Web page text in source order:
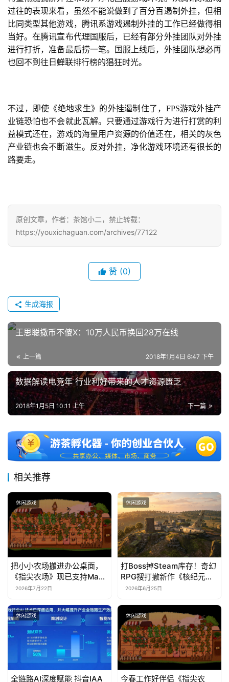
过往的表现来看，虽然不能说做到了百分百遏制外挂，但相
比同类型其他游戏，腾讯系游戏遏制外挂的工作已经做得相
当好。在腾讯宣布代理国服后，已经有部分外挂团队对外挂
进行打折，准备最后捞一笔。国服上线后，外挂团队想必再
也回不到往日蝉联排行榜的猖狂时光。
不过，即使《绝地求生》的外挂遏制住了，FPS游戏外挂产
业链恐怕也不会就此瓦解。只要通过游戏行为进行打赏的利
益模式还在，游戏的海量用户资源的价值还在，相关的灰色
产业链也会不断滋生。反对外挂，净化游戏环境还有很长的
路要走。
原创文章，作者：茶馆小二，禁止转载：
https://youxichaguan.com/archives/77122
赞 (0)
生成海报
王思聪撒币不傻X：10万人民币换回28万在线
上一篇 2018年1月4日 6:47 下午
数据解读电竞年 行业利好带来的人才资源匮乏
下一篇
2018年1月5日 10:11 上午
相关推荐
休闲游戏
把小小农场搬进办公桌面，
《指尖农场》现已支持Mac
系统！
2026年7月22日
休闲游戏
打Boss掉Steam库存！奇幻
RPG搜打撤新作《核纪元》
正式上线Steam：武器属性
2026年6月25日
休闲游戏
全链路AI深度赋能 抖音IAA
休闲游戏
今春工作好伴侣《指尖农